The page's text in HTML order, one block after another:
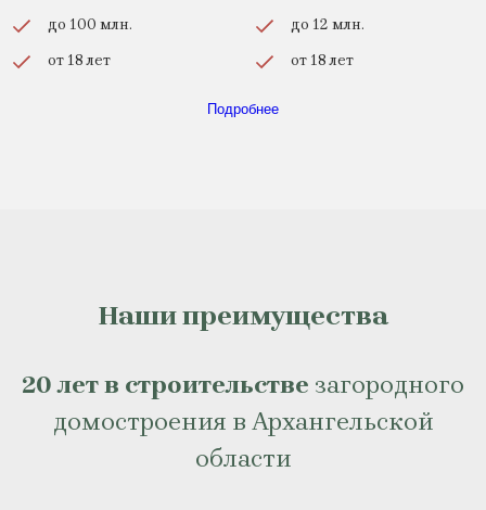
до 100 млн.
от 18 лет
до 12 млн.
от 18 лет
Подробнее
Наши преимущества
20 лет в строительстве загородного
домостроения в Архангельской
области